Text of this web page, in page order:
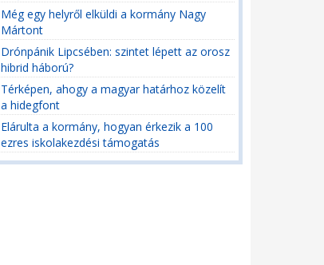
Még egy helyről elküldi a kormány Nagy
Mártont
Drónpánik Lipcsében: szintet lépett az orosz
hibrid háború?
Térképen, ahogy a magyar határhoz közelít
a hidegfont
Elárulta a kormány, hogyan érkezik a 100
ezres iskolakezdési támogatás